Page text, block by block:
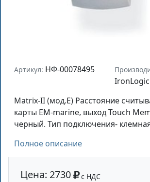
Артикул: НФ-00078495
IronLogic
Matrix-II (мод.E) Расстояние
карты EM-marine, выход Touch
черный. Тип подключения-
Полное описание
Цена: 2730 с НДС